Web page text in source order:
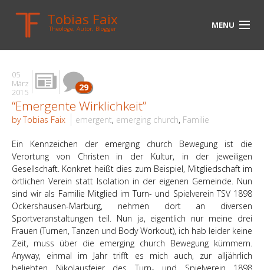
Tobias Faix
Theologe, Autor, Blogger MENU
HOME
BLOG
BIOGRAPHIE
UNTERWEGS
MEDIEN
KONTAKT
LINKS
05
März
2015
29
“Emergente Wirklichkeit”
by Tobias Faix emergent, emerging church, Familie
Ein Kennzeichen der emerging church Bewegung ist die
Verortung von Christen in der Kultur, in der jeweiligen
Gesellschaft. Konkret heißt dies zum Beispiel, Mitgliedschaft im
örtlichen Verein statt Isolation in der eigenen Gemeinde. Nun
sind wir als Familie Mitglied im Turn- und Spielverein TSV 1898
Ockershausen-Marburg, nehmen dort an diversen
Sportveranstaltungen teil. Nun ja, eigentlich nur meine drei
Frauen (Turnen, Tanzen und Body Workout), ich hab leider keine
Zeit, muss über die emerging church Bewegung kümmern.
Anyway, einmal im Jahr trifft es mich auch, zur alljährlich